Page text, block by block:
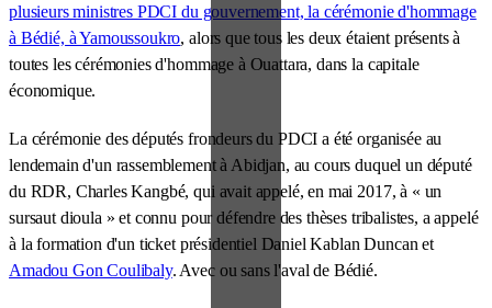
plusieurs ministres PDCI du gouvernement, la cérémonie d'hommage
à Bédié, à Yamoussoukro, alors que tous les deux étaient présents à
toutes les cérémonies d'hommage à Ouattara, dans la capitale
économique.
La cérémonie des députés frondeurs du PDCI a été organisée au
lendemain d'un rassemblement à Abidjan, au cours duquel un député
du RDR, Charles Kangbé, qui avait appelé, en mai 2017, à « un
sursaut dioula » et connu pour défendre des thèses tribalistes, a appelé
à la formation d'un ticket présidentiel Daniel Kablan Duncan et
Amadou Gon Coulibaly. Avec ou sans l'aval de Bédié.